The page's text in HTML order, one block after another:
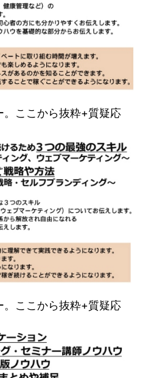
ここから抜粋+質疑応
ここから抜粋+質疑応